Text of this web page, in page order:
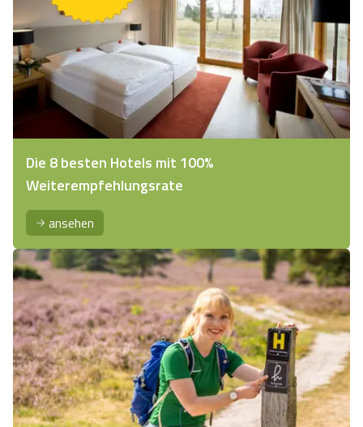
Die 8 besten Hotels mit 100%
Weiterempfehlungsrate
ansehen